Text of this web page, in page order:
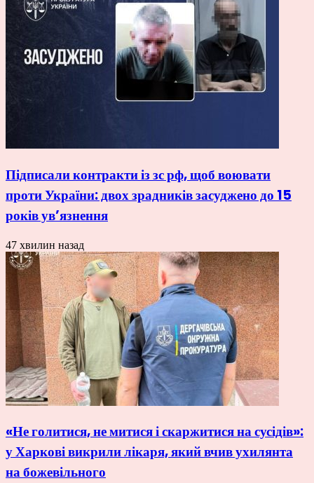
Підписали контракти із зс рф, щоб воювати
проти України: двох зрадників засуджено до 15
років ув’язнення
47 хвилин назад
«Не голитися, не митися і скаржитися на сусідів»:
у Харкові викрили лікаря, який вчив ухилянта
на божевільного